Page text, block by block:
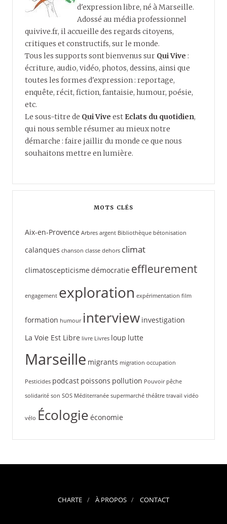
d'expression libre, né à Marseille.
Adossé au média professionnel
quivive.fr, il accueille des regards citoyens,
critiques et constructifs, sur le monde.
Tous les supports sont bienvenus sur Qui Vive :
écriture, audio, vidéo, photos, dessins, ainsi que
toutes les formes d'expression : reportage,
enquête, récit, fiction, fantaisie, humour, poésie,
etc.
Le sous-titre de Qui Vive est Eclats du quotidien,
qui nous semble résumer au mieux notre
démarche : faire jaillir du monde ce que nous
souhaitons mettre en lumière.
MOTS CLÉS
Aix-en-Provence Arbres argent Bibliothèque bétonisation
calanques chanson classe dehors climat
climatoscepticisme démocratie effleurement
engagement exploration expérimentation film
formation humour interview investigation
La Voie Est Libre livre Livres loup lutte
Marseille migrants migration occupation
Pesticides podcast poissons pollution Pouvoir pêche
solidarité son SOS Méditerranée supermarché théâtre travail vidéo
vélo Écologie économie
CHARTE À PROPOS CONTACT